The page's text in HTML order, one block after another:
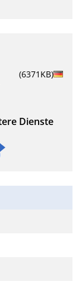
(6371KB)
Dienste